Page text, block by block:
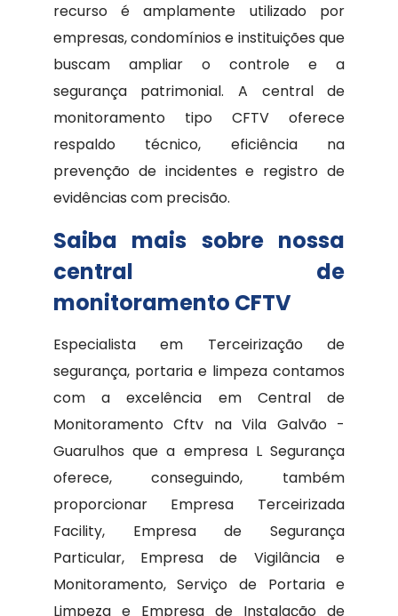
recurso é amplamente utilizado por
empresas, condomínios e instituições que
buscam ampliar o controle e a
segurança patrimonial. A central de
monitoramento tipo CFTV oferece
respaldo técnico, eficiência na
prevenção de incidentes e registro de
evidências com precisão.
Saiba mais sobre nossa
central de
monitoramento CFTV
Especialista em Terceirização de
segurança, portaria e limpeza contamos
com a excelência em Central de
Monitoramento Cftv na Vila Galvão -
Guarulhos que a empresa L Segurança
oferece, conseguindo, também
proporcionar Empresa Terceirizada
Facility, Empresa de Segurança
Particular, Empresa de Vigilância e
Monitoramento, Serviço de Portaria e
Limpeza e Empresa de Instalação de